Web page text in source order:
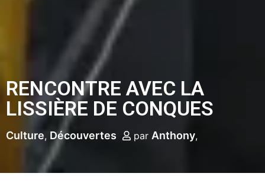
RENCONTRE AVEC LA
LISSIÈRE DE CONQUES
Culture Découvertes par Anthony